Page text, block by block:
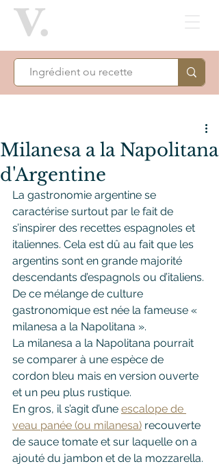
Milanesa a la Napolitana
d'Argentine
La gastronomie argentine se
caractérise surtout par le fait de
s’inspirer des recettes espagnoles et
italiennes. Cela est dû au fait que les
argentins sont en grande majorité
descendants d’espagnols ou d’italiens.
De ce mélange de culture
gastronomique est née la fameuse «
milanesa a la Napolitana ».
La milanesa a la Napolitana pourrait
se comparer à une espèce de
cordon bleu mais en version ouverte
et un peu plus rustique.
En gros, il s’agit d’une escalope de
veau panée (ou milanesa) recouverte
de sauce tomate et sur laquelle on a
ajouté du jambon et de la mozzarella.